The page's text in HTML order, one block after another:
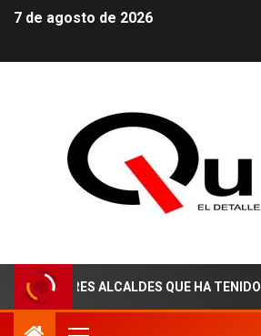
7 de agosto de 2026
ALCALDES QUE HA TENIDO NOGALES